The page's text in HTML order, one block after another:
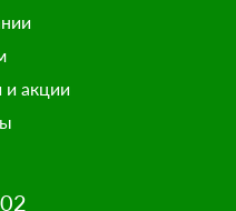
и акции